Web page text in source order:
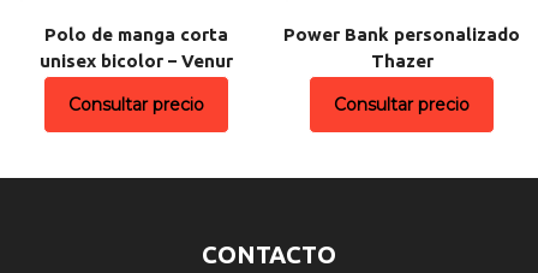
Polo de manga corta
unisex bicolor – Venur
Consultar precio
Power Bank personalizado
Thazer
Consultar precio
CONTACTO